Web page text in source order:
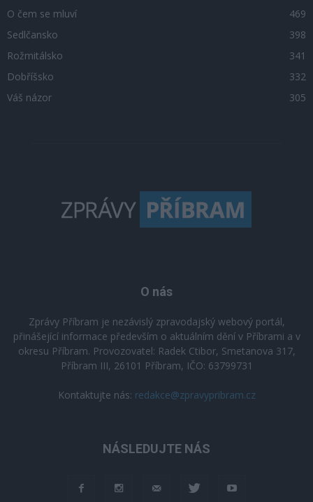
O čem se mluví
469
Sedlčansko
398
Rožmitálsko
341
Dobříšsko
332
Váš názor
305
O nás
Zprávy Příbram je nezávislý zpravodajský webový portál,
přinášející informace především o aktuálním dění v Příbrami a v
okresu Příbram. Provozovatel: Radek Ctibor, Smetanova 317,
Příbram III, 26101 Příbram, IČO: 63799731
Kontaktujte nás: redakce@zpravypribram.cz
NÁSLEDUJTE NÁS